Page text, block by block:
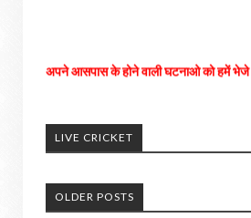
अच्छी खबरों को हम अपने पोर्टल में दिखाएंगे। ......
LIVE CRICKET
OLDER POSTS